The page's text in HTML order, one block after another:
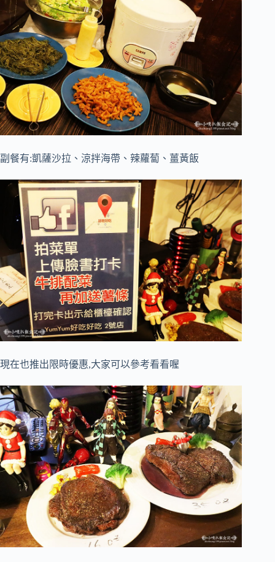
副餐有:凱薩沙拉、涼拌海帶、辣蘿蔔、薑黃飯
現在也推出限時優惠,大家可以參考看看喔